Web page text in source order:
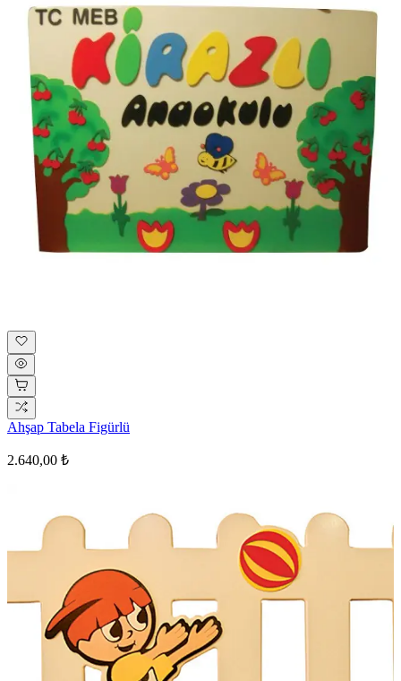
Ahşap Tabela Figürlü
2.640,00 ₺